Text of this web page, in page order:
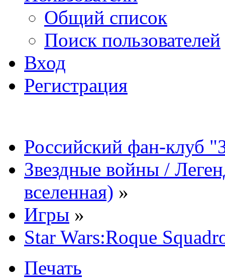
Общий список
Поиск пользователей
Вход
Регистрация
Российский фан-клуб
Звездные войны /
вселенная) »
Игры »
Star Wars:Roque
Печать